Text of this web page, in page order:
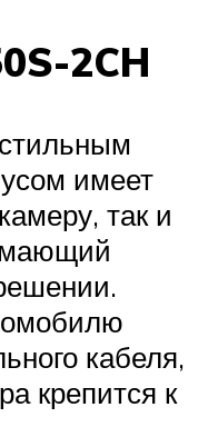
2CH
имеет
так и
кабеля,
крепится к